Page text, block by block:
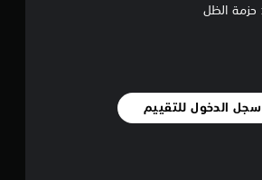
سجل الدخول للتقييم